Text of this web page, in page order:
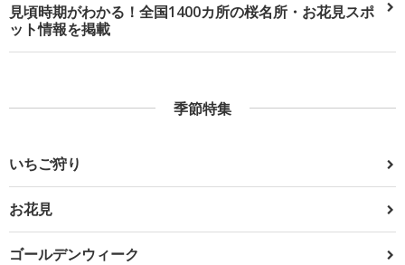
見頃時期がわかる！全国1400カ所の桜名所・お花見スポ
ット情報を掲載
季節特集
いちご狩り
お花見
ゴールデンウィーク